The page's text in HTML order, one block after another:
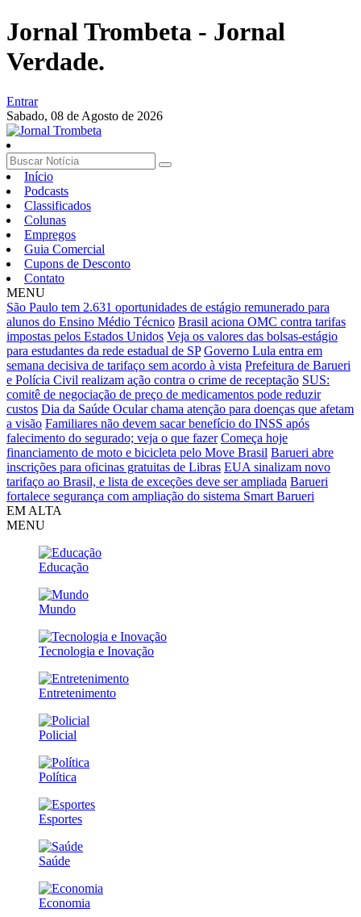
Jornal Trombeta - Jornal
Verdade.
Entrar
Sabado, 08 de Agosto de 2026
Início
Podcasts
Classificados
Colunas
Empregos
Guia Comercial
Cupons de Desconto
Contato
MENU
São Paulo tem 2.631 oportunidades de estágio remunerado para
alunos do Ensino Médio Técnico Brasil aciona OMC contra tarifas
impostas pelos Estados Unidos Veja os valores das bolsas-estágio
para estudantes da rede estadual de SP Governo Lula entra em
semana decisiva de tarifaço sem acordo à vista Prefeitura de Barueri
e Polícia Civil realizam ação contra o crime de receptação SUS:
comitê de negociação de preço de medicamentos pode reduzir
custos Dia da Saúde Ocular chama atenção para doenças que afetam
a visão Familiares não devem sacar benefício do INSS após
falecimento do segurado; veja o que fazer Começa hoje
financiamento de moto e bicicleta pelo Move Brasil Barueri abre
inscrições para oficinas gratuitas de Libras EUA sinalizam novo
tarifaço ao Brasil, e lista de exceções deve ser ampliada Barueri
fortalece segurança com ampliação do sistema Smart Barueri
EM ALTA
MENU
Educação
Mundo
Tecnologia e Inovação
Entretenimento
Policial
Política
Esportes
Saúde
Economia